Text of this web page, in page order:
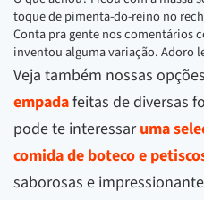
toque de pimenta-do-reino no
Conta pra gente nos comentários
inventou alguma variação. Adoro
Veja também nossas
empadafeitas de diversas
pode te interessaruma
comida de boteco e
saborosas e